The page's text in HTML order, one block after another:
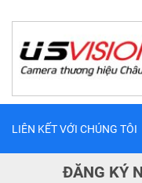
LIÊN KẾT VỚI CHÚNG TÔI
ĐĂNG KÝ